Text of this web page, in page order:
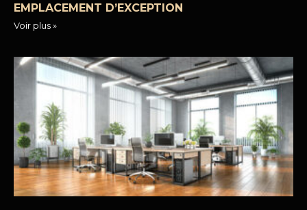
EMPLACEMENT D’EXCEPTION
Voir plus »